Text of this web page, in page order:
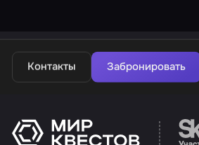
Контакты Забронировать
Квесты в Нижнем Новгороде